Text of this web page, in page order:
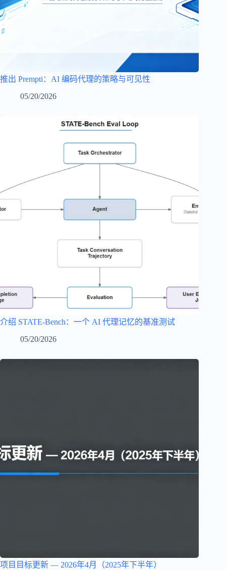
推出 Prempti：AI 编码代理的策略与可见性
05/20/2026
介绍 STATE-Bench：一个 AI 代理记忆的基准测试
05/20/2026
项目目标更新 — 2026年4月（2025年下半年）